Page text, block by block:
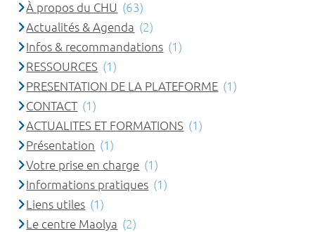
À propos du CHU (63)
Actualités & Agenda (2)
Infos & recommandations (1)
RESSOURCES (1)
PRESENTATION DE LA PLATEFORME (1)
CONTACT (1)
ACTUALITES ET FORMATIONS (1)
Présentation (1)
Votre prise en charge (1)
Informations pratiques (1)
Liens utiles (1)
Le centre Maolya (2)